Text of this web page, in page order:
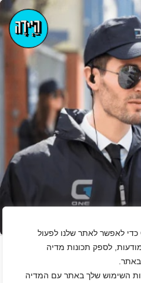
אנו משתמשים בקובצי Cookie כדי לאפשר לאתר שלנו לפעול
לספק תכונות מדיה
השימוש שלך באתר עם המדיה
תוצרת הארץ (ליד